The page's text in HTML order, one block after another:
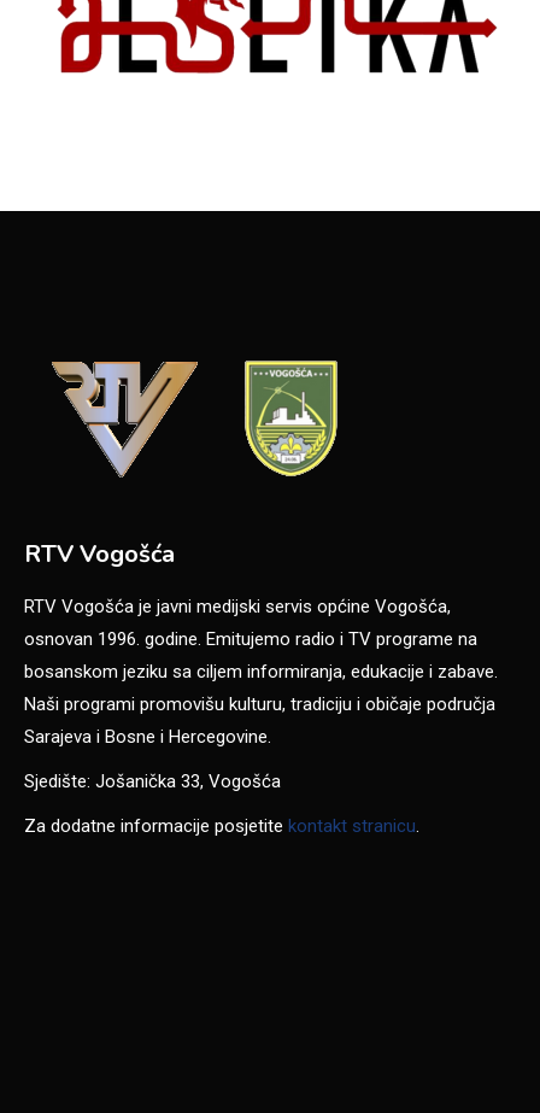
RTV Vogošća
RTV Vogošća je javni medijski servis općine Vogošća,
osnovan 1996. godine. Emitujemo radio i TV programe na
bosanskom jeziku sa ciljem informiranja, edukacije i zabave.
Naši programi promovišu kulturu, tradiciju i običaje područja
Sarajeva i Bosne i Hercegovine.
Sjedište: Jošanička 33, Vogošća
Za dodatne informacije posjetite kontakt stranicu